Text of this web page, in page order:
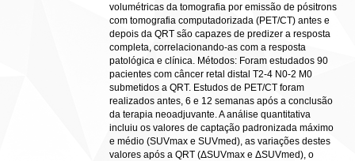
volumétricas da tomografia por emissão de pósitrons
com tomografia computadorizada (PET/CT) antes e
depois da QRT são capazes de predizer a resposta
completa, correlacionando-as com a resposta
patológica e clínica. Métodos: Foram estudados 90
pacientes com câncer retal distal T2-4 N0-2 M0
submetidos a QRT. Estudos de PET/CT foram
realizados antes, 6 e 12 semanas após a conclusão
da terapia neoadjuvante. A análise quantitativa
incluiu os valores de captação padronizada máximo
e médio (SUVmax e SUVmed), as variações destes
valores após a QRT (ΔSUVmax e ΔSUVmed), o